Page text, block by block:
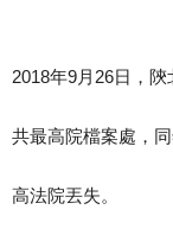
2018年9月26日，
共最高院檔案處，
高法院丟失。